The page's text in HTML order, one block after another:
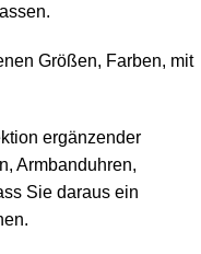
Größen, Farben, mit
ergänzender
Armbanduhren,
Sie daraus ein